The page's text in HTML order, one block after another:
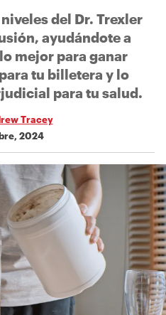
del Dr. Trexler
ayudándote a
mejor para ganar
tu billetera y lo
para tu salud.
Tracey
2024